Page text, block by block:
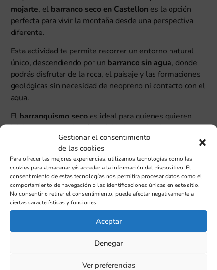
Gestionar el consentimiento
de las cookies
Para ofrecer las mejores experiencias, utilizamos tecnologías como las
cookies para almacenar y/o acceder a la información del dispositivo. El
consentimiento de estas tecnologías nos permitirá procesar datos como el
comportamiento de navegación o las identificaciones únicas en este sitio.
No consentir o retirar el consentimiento, puede afectar negativamente a
ciertas características y funciones.
Aceptar
Denegar
Ver preferencias
mojarte, el barranco seco en Castellones la opción
perfecta para vivir la montaña desde una perspectiva
diferente.
Esta actividad te permite recorrer un entorno natural
único, descendiendo por un barranco sin agua, donde
podrás disfrutar de la roca, el paisaje y las formaciones
geológicas sin necesidad de neopreno ni contacto con el
agua.
El barranquismo secoes ideal para quienes quieren
iniciarse en este tipo de actividades o simplemente
buscan una experiencia diferente deturismo activo en
la Comunidad Valenciana.
Durante el recorrido descubrirás rincones
espectaculares de la montaña, con la sensación de
aventura y exploración, pero con una dificultad accesible
para la mayoría de personas.
Una actividad perfecta para grupos, familias, amigos
o escapadas diferentes en la naturaleza.
2 - 4 PERSONAS: 35 euros/persona